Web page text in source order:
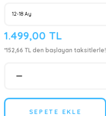
1.499,00 TL
*152,66 TL den başlayan taksitlerle!
SEPETE EKLE